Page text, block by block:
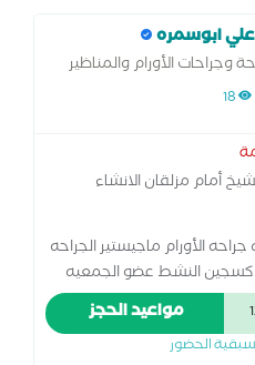
ابوسمره
وجراحات الأورام والمناظير
18
أمام مزلقان الانشاء
الشرعية
الأورام ماجيستير الجراحه
النشط عضو الجمعيه
جراحه وجراحات الأورام
معهد اورام دمنهور والمعهد
بالإسكندرية. عمل
مواعيد الحجز
الحضور